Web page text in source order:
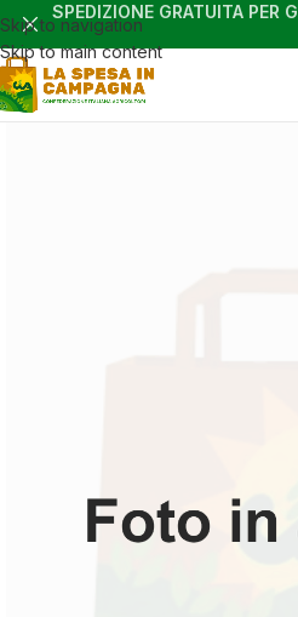
Skip to navigation
Skip to main content
SPEDIZIONE GRATUITA PER